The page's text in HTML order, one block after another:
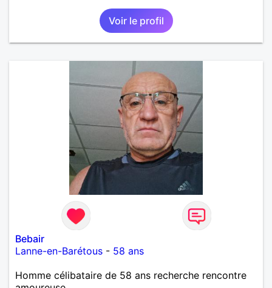
Voir le profil
Bebair
Lanne-en-Barétous - 58 ans
Homme célibataire de 58 ans recherche rencontre